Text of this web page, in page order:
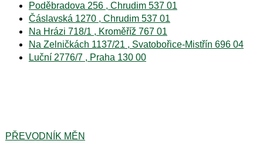
Poděbradova 256 , Chrudim 537 01
Čáslavská 1270 , Chrudim 537 01
Na Hrázi 718/1 , Kroměříž 767 01
Na Zelničkách 1137/21 , Svatobořice-Mistřín 696 04
Luční 2776/7 , Praha 130 00
PŘEVODNÍK MĚN